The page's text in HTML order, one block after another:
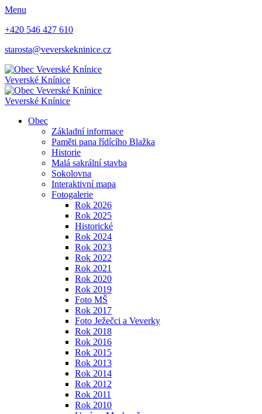
Menu
+420 546 427 610
starosta@veverskekninice.cz
Veverské Knínice
Veverské Knínice
Obec
Základní informace
Paměti pana řídícího Blažka
Historie
Malá sakrální stavba
Sokolovna
Interaktivní mapa
Fotogalerie
Rok 2026
Rok 2025
Historické
Rok 2024
Rok 2023
Rok 2022
Rok 2021
Rok 2020
Rok 2019
Foto MŠ
Rok 2017
Foto Ježečci a Veverky
Rok 2018
Rok 2016
Rok 2015
Rok 2013
Rok 2014
Rok 2012
Rok 2011
Rok 2010